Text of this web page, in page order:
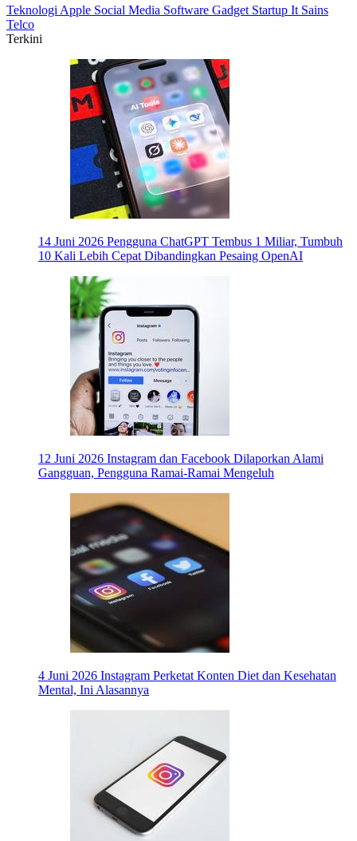
Teknologi Apple Social Media Software Gadget Startup It Sains
Telco
Terkini
14 Juni 2026 Pengguna ChatGPT Tembus 1 Miliar, Tumbuh
10 Kali Lebih Cepat Dibandingkan Pesaing OpenAI
12 Juni 2026 Instagram dan Facebook Dilaporkan Alami
Gangguan, Pengguna Ramai-Ramai Mengeluh
4 Juni 2026 Instagram Perketat Konten Diet dan Kesehatan
Mental, Ini Alasannya